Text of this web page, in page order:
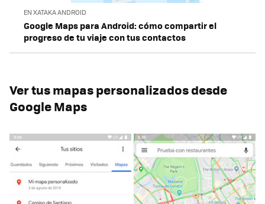
EN XATAKA ANDROID
Google Maps para Android: cómo compartir el
progreso de tu viaje con tus contactos
Ver tus mapas personalizados desde
Google Maps